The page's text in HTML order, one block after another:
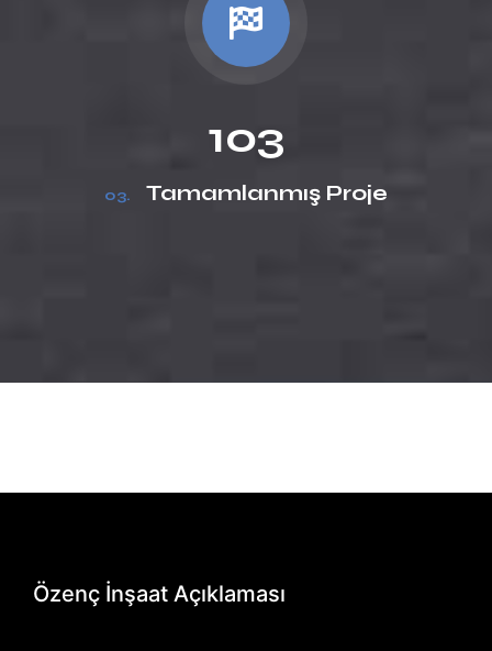
103
03. Tamamlanmış Proje
Özenç İnşaat Açıklaması